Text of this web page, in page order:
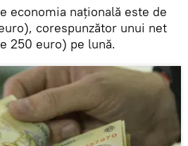
economia națională este de
corespunzător unui net
250 euro) pe lună.